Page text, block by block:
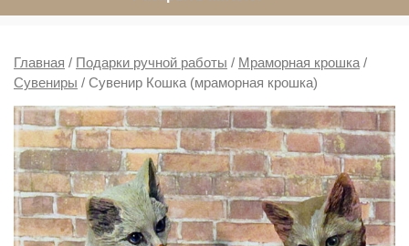
Главная / Подарки ручной работы / Мраморная крошка /
Сувениры / Сувенир Кошка (мраморная крошка)